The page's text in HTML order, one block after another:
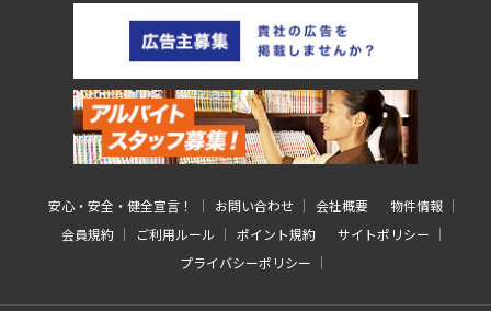
安心・安全・健全宣言！ お問い合わせ 会社概要
物件情報
会員規約
ご利用ルール ポイント規約
サイトポリシー
プライバシーポリシー